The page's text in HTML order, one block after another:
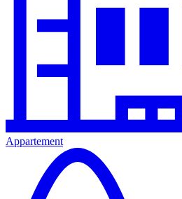
Appartement